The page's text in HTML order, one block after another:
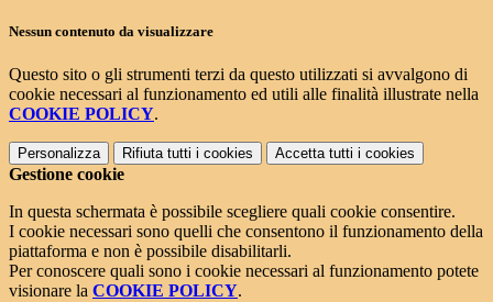
Nessun contenuto da visualizzare
Questo sito o gli strumenti terzi da questo utilizzati si avvalgono di
cookie necessari al funzionamento ed utili alle finalità illustrate nella
COOKIE POLICY.
Personalizza Rifiuta tutti i cookies Accetta tutti i cookies
Gestione cookie
In questa schermata è possibile scegliere quali cookie consentire.
I cookie necessari sono quelli che consentono il funzionamento della
piattaforma e non è possibile disabilitarli.
Per conoscere quali sono i cookie necessari al funzionamento potete
visionare la COOKIE POLICY.